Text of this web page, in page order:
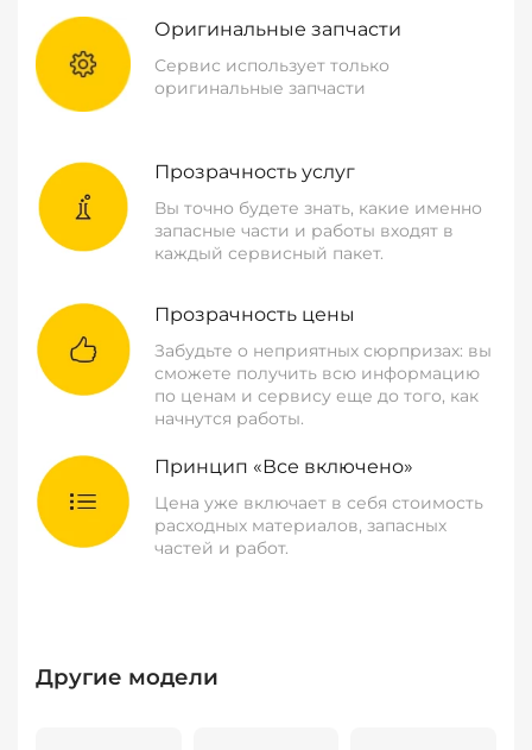
Оригинальные запчасти
Сервис использует только
оригинальные запчасти
Прозрачность услуг
Вы точно будете знать, какие именно
запасные части и работы входят в
каждый сервисный пакет.
Прозрачность цены
Забудьте о неприятных сюрпризах: вы
сможете получить всю информацию
по ценам и сервису еще до того, как
начнутся работы.
Принцип «Все включено»
Цена уже включает в себя стоимость
расходных материалов, запасных
частей и работ.
Другие модели